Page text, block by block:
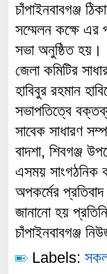
চাঁপাইনবাবগঞ্জ
সম্মেলন কক্ষে এর
সভা অনুষ্ঠিত হয়।
জেলা কমিটির
হাবিবুর রহমান
সভাপতিত্বে
সাবেক সাধারণ
বাদশা, শিবগঞ্জ
এসময় সাংগঠনিক
অপকর্মের
জানানো হয়
চাঁপাইনবাবগঞ্জ
Labels: